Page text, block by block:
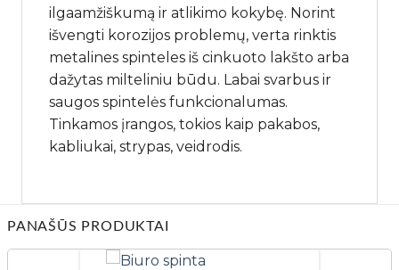
ilgaamžiškumą ir atlikimo kokybę. Norint
išvengti korozijos problemų, verta rinktis
metalines spinteles iš cinkuoto lakšto arba
dažytas milteliniu būdu. Labai svarbus ir
saugos spintelės funkcionalumas.
Tinkamos įrangos, tokios kaip pakabos,
kabliukai, strypas, veidrodis.
PANAŠŪS PRODUKTAI